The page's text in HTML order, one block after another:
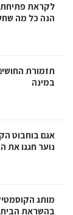
הנה כל מה
תזמורת
במינה
אגם בוחבוט
נוער חגגו את הקיץ
בהשראת הבית